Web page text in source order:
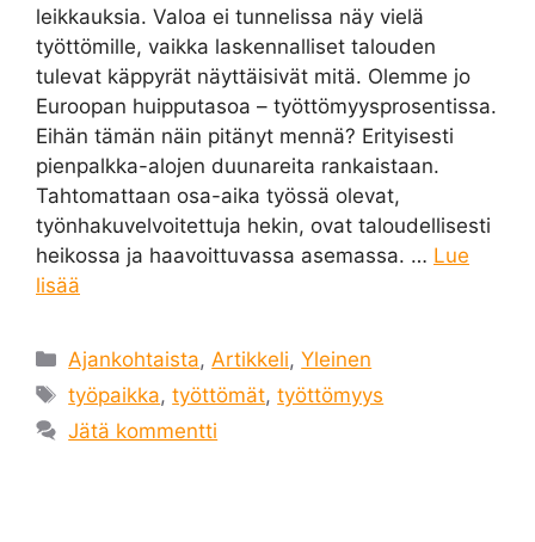
leikkauksia. Valoa ei tunnelissa näy vielä
työttömille, vaikka laskennalliset talouden
tulevat käppyrät näyttäisivät mitä. Olemme jo
Euroopan huipputasoa – työttömyysprosentissa.
Eihän tämän näin pitänyt mennä? Erityisesti
pienpalkka-alojen duunareita rankaistaan.
Tahtomattaan osa-aika työssä olevat,
työnhakuvelvoitettuja hekin, ovat taloudellisesti
heikossa ja haavoittuvassa asemassa. … Lue
lisää
Kategoriat
Ajankohtaista, Artikkeli,Yleinen
Avainsanat
työpaikka,työttömät,työttömyys
Jätä kommentti